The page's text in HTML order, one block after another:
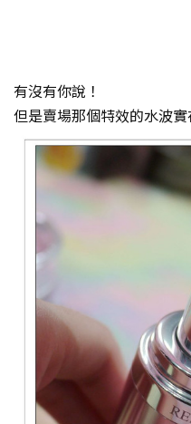
有沒有你說！
但是賣場那個特效的水波